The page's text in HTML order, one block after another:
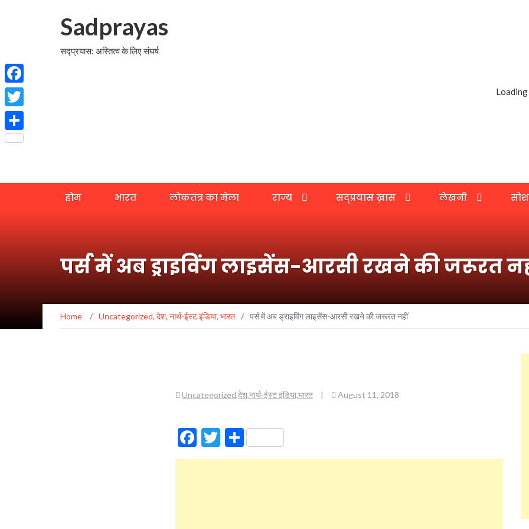
Sadprayas
सद्प्रयास: अस्तित्व के लिए संघर्ष
Loading
होम भारत लोकतंत्र का मेला राज्य सद्प्रयास ख़ास लेखनी
पर्स में अब ड्राइविंग लाइसेंस-आरसी रखने की जरूरत
Home / Uncategorized, देश, नार्थ-ईस्ट इंडिया, भारत / पर्स में अब ड्राइविंग लाइसेंस-आरसी रखने की जरूरत नहीं
Uncategorized,देश,नार्थ-ईस्ट इंडिया,भारत | August 11, 2018
Facebook
Twitter
Share
Facebook
Twitter
Share